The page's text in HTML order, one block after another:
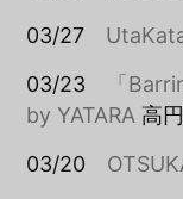
03/27
03/23
「
by YATARA 高
03/20